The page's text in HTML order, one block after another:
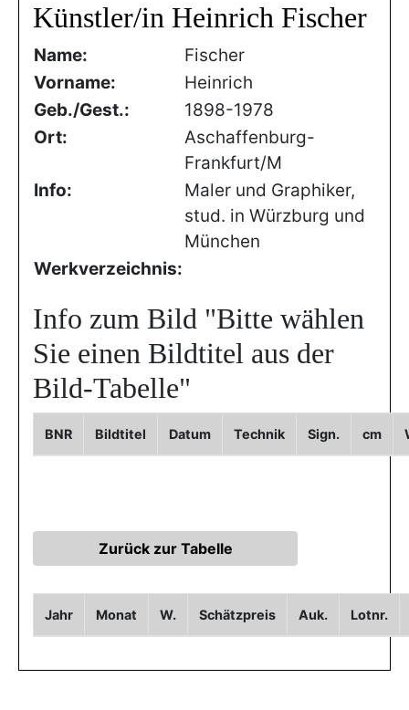
Künstler/in Heinrich Fischer
Name:
Fischer
Vorname:
Heinrich
Geb./Gest.:
1898-1978
Ort:
Aschaffenburg-
Frankfurt/M
Info:
Maler und Graphiker,
stud. in Würzburg und
München
Werkverzeichnis:
Info zum Bild "Bitte wählen
Sie einen Bildtitel aus der
Bild-Tabelle"
BNR Bildtitel Datum Technik Sign. cm
Jahr Monat W. Schätzpreis Auk. Lotnr.